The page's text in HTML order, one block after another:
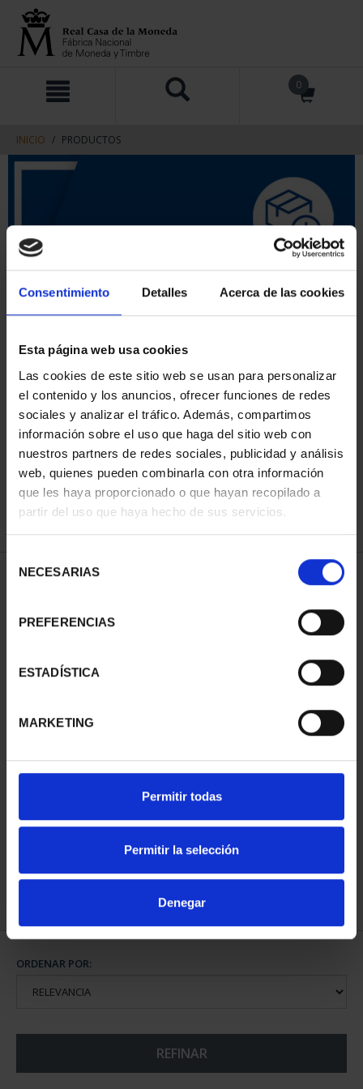
Consentimiento Detalles Acerca de las cookies
Esta página web usa cookies
Las cookies de este sitio web se usan para personalizar
el contenido y los anuncios, ofrecer funciones de redes
sociales y analizar el tráfico. Además, compartimos
información sobre el uso que haga del sitio web con
nuestros partners de redes sociales, publicidad y análisis
web, quienes pueden combinarla con otra información
que les haya proporcionado o que hayan recopilado a
partir del uso que haya hecho de sus servicios.
NECESARIAS
PREFERENCIAS
ESTADÍSTICA
MARKETING
Permitir todas
Permitir la selección
Denegar
contenido
navegacin
0
INICIO PRODUCTOS
ORDENAR POR:
REFINAR
1 Productos encontrados
CAPITALES ESPAÑOLAS
73,00 €
ORDENAR POR:
REFINAR